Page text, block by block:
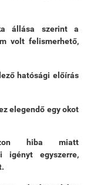
állása szerint a
volt felismerhető,
hatósági előírás
elegendő egy okot
hiba miatt
igényt egyszerre,